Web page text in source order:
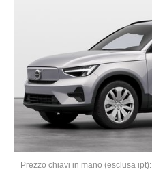
Prezzo chiavi in mano (esclusa ipt):